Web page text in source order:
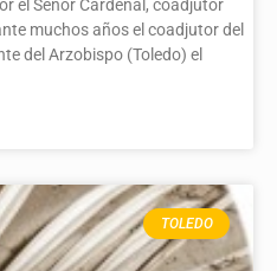
el Señor Cardenal, coadjutor
muchos años el coadjutor del
del Arzobispo (Toledo) el
TOLEDO